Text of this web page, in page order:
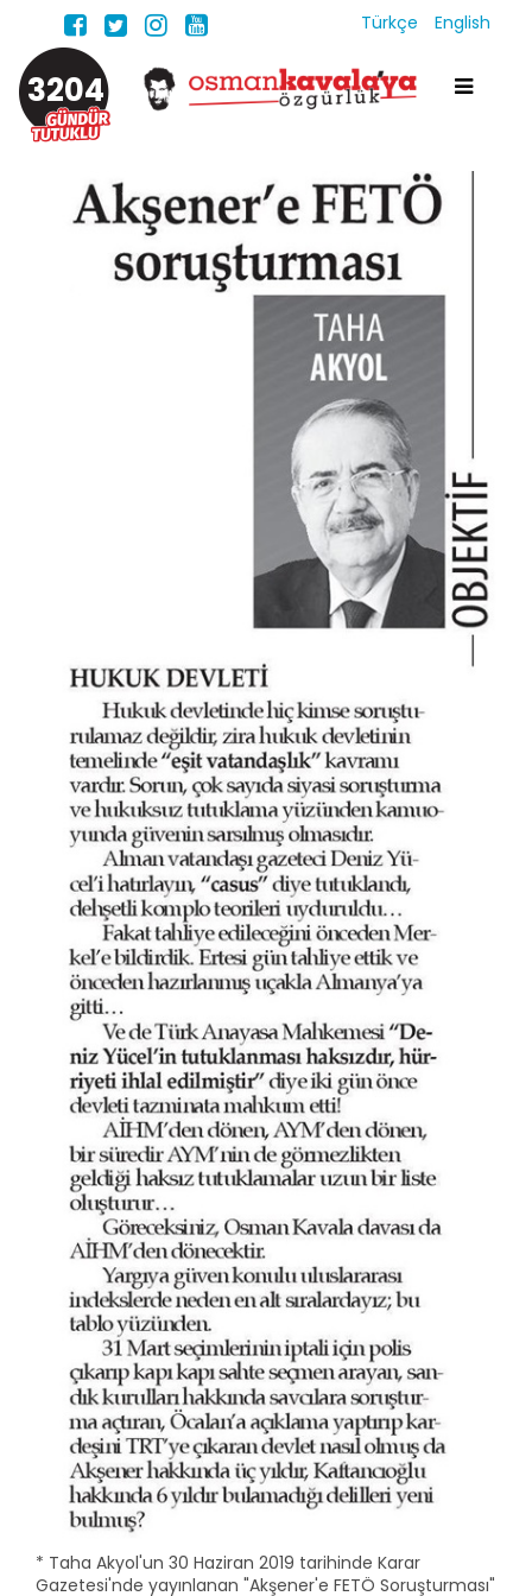
Türkçe English
3204
* Taha Akyol'un 30 Haziran 2019 tarihinde Karar
Gazetesi'nde yayınlanan "Akşener'e FETÖ Soruşturması"